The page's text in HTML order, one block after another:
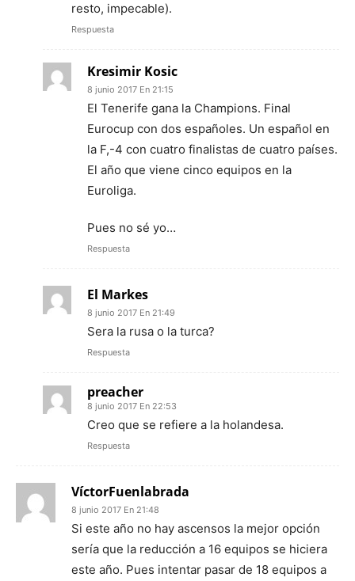
resto, impecable).
Respuesta
Kresimir Kosic
8 junio 2017 En 21:15
El Tenerife gana la Champions. Final
Eurocup con dos españoles. Un español en
la F,-4 con cuatro finalistas de cuatro países.
El año que viene cinco equipos en la
Euroliga.
Pues no sé yo…
Respuesta
El Markes
8 junio 2017 En 21:49
Sera la rusa o la turca?
Respuesta
preacher
8 junio 2017 En 22:53
Creo que se refiere a la holandesa.
Respuesta
VíctorFuenlabrada
8 junio 2017 En 21:48
Si este año no hay ascensos la mejor opción
sería que la reducción a 16 equipos se hiciera
este año. Pues intentar pasar de 18 equipos a